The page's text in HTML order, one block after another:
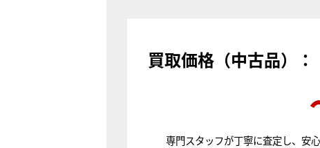
買取価格（中古品）：
専門スタッフが丁寧に査定し、安